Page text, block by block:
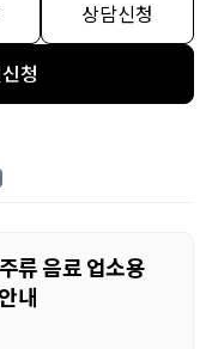
상담신청
청
류 음료 업소용
내